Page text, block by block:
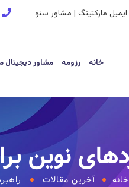
مارکتینگ | مشاور سئو
خانه رزومه مشاور دیجیتال
نوین
خانه آخرین مقالات